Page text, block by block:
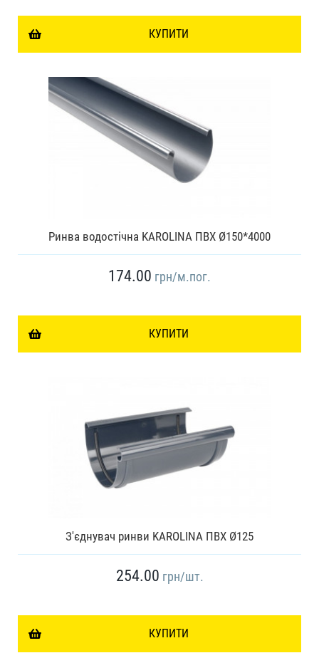
КУПИТИ
Ринва водостічна KAROLINA ПВХ Ø150*4000
174.00 грн/м.пог.
КУПИТИ
З'єднувач ринви KAROLINA ПВХ Ø125
254.00 грн/шт.
КУПИТИ